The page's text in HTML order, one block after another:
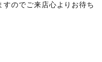
のでご来店心よりお待ち